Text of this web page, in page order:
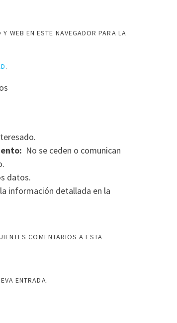
WEB EN ESTE NAVEGADOR PARA LA
.
No se ceden o comunican
datos.
información detallada en la
COMENTARIOS A ESTA
ENTRADA.